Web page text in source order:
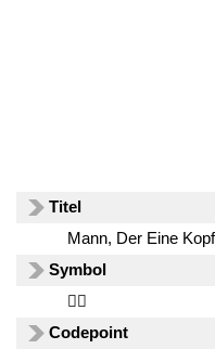
Titel
Mann, Der Eine
Symbol
💆‍♂️
Codepoint